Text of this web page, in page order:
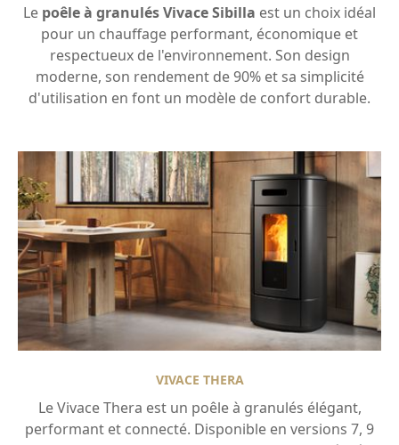
Le poêle à granulés Vivace Sibilla est un choix idéal
pour un chauffage performant, économique et
respectueux de l'environnement. Son design
moderne, son rendement de 90% et sa simplicité
d'utilisation en font un modèle de confort durable.
VIVACE THERA
Le Vivace Thera est un poêle à granulés élégant,
performant et connecté. Disponible en versions 7, 9